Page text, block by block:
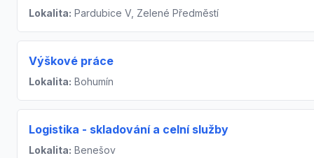
Lokalita: Pardubice V, Zelené Předměstí
Výškové práce
Lokalita: Bohumín
Logistika - skladování a celní služby
Lokalita: Benešov